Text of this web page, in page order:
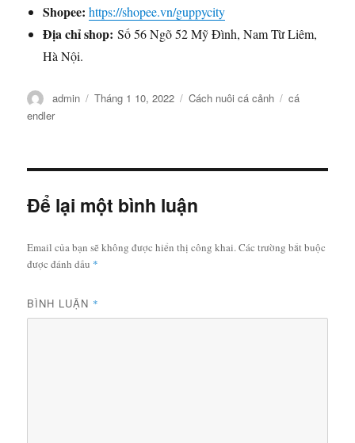
Shopee: https://shopee.vn/guppycity
Địa chỉ shop: Số 56 Ngõ 52 Mỹ Đình, Nam Từ Liêm,
Hà Nội.
Tác
giả
admin
Đăng
Tháng 1 10, 2022
Danh
Cách nuôi cá cảnh Thẻ
cá
endler
Để lại một bình luận
Email của bạn sẽ không được hiển thị công khai.Các trường bắt buộc
được đánh dấu *
BÌNH LUẬN *